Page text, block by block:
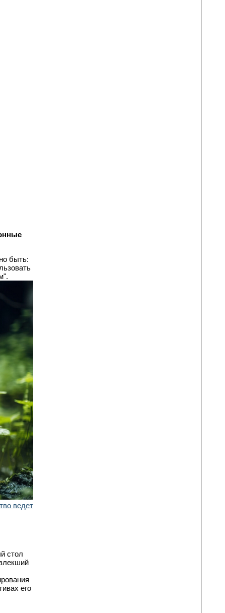
быть:
ведет
стол
его